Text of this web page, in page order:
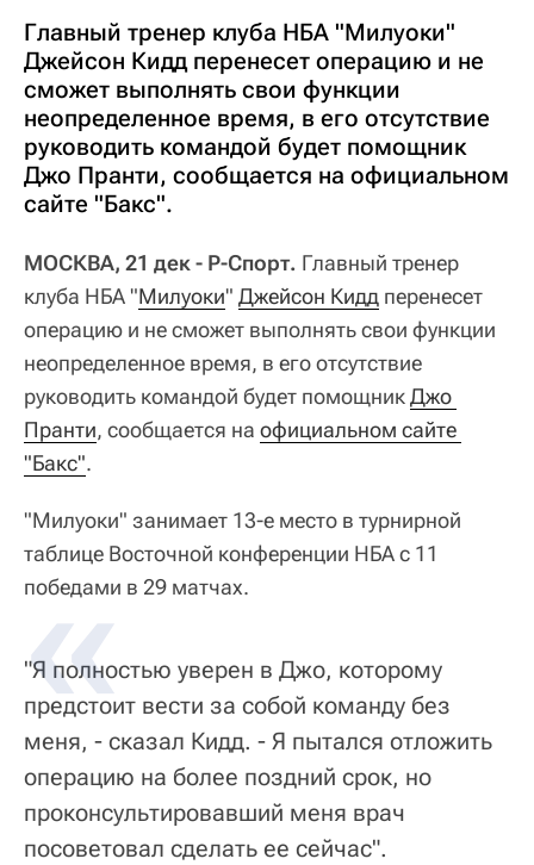
Главный тренер клуба НБА "Милуоки"
Джейсон Кидд перенесет операцию и не
сможет выполнять свои функции
неопределенное время, в его отсутствие
руководить командой будет помощник
Джо Пранти, сообщается на официальном
сайте "Бакс".
МОСКВА, 21 дек - Р-Спорт. Главный тренер
клуба НБА "Милуоки" Джейсон Кидд перенесет
операцию и не сможет выполнять свои функции
неопределенное время, в его отсутствие
руководить командой будет помощникДжо
Пранти, сообщается на официальном сайте
"Бакс".
"Милуоки" занимает 13-е место в турнирной
таблице Восточной конференции НБА с 11
победами в 29 матчах.
"Я полностью уверен в Джо, которому
предстоит вести за собой команду без
меня, - сказал Кидд. - Я пытался отложить
операцию на более поздний срок, но
проконсультировавший меня врач
посоветовал сделать ее сейчас".